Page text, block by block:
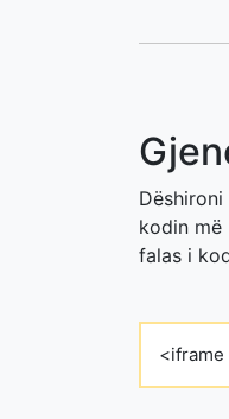
kodin më
falas i